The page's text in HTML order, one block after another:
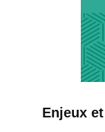
Enjeux